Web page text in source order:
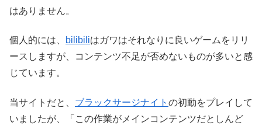
はありません。
個人的には、 bilibiliはガワはそれなりに良いゲームをリリ
ースしますが、コンテンツ不足が否めないものが多いと感
じています。
当サイトだと、 ブラックサージナイト の初動をプレイして
いましたが、「この作業がメインコンテンツだとしんど